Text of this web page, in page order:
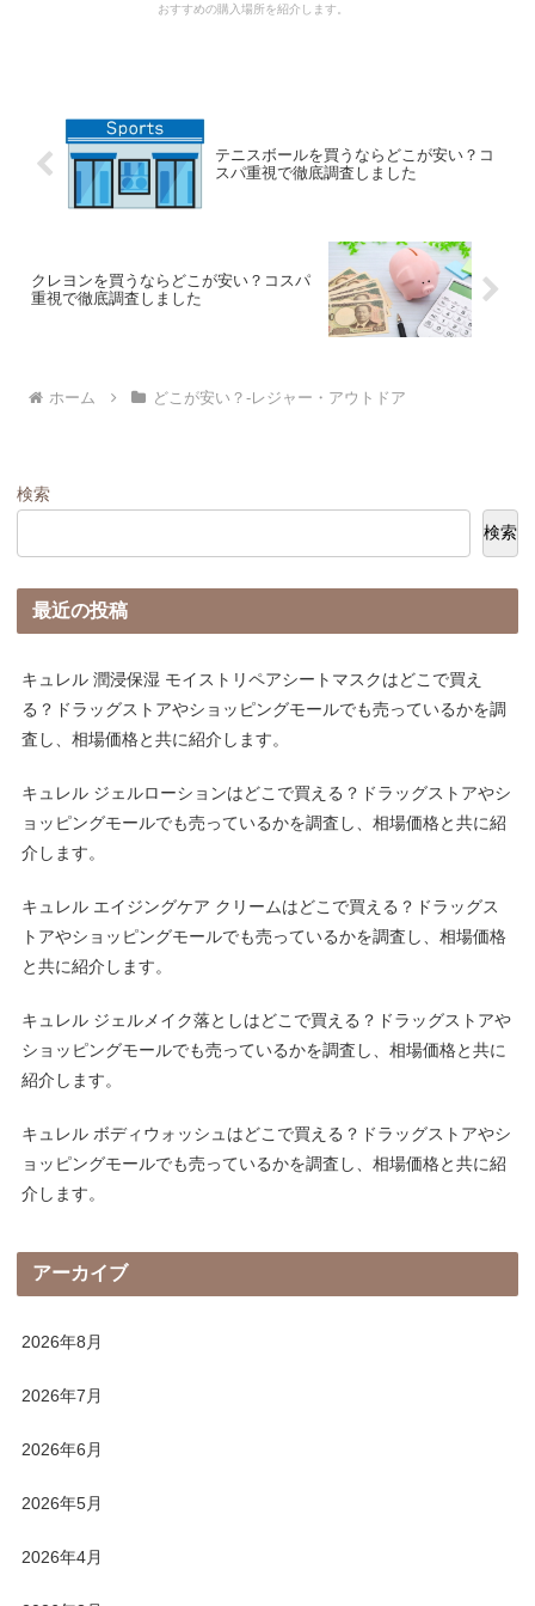
おすすめの購入場所を紹介します。
テニスボールを買うならどこが安い？コ
スパ重視で徹底調査しました
クレヨンを買うならどこが安い？コスパ
重視で徹底調査しました
ホーム どこが安い？-レジャー・アウトドア
検索
検索
最近の投稿
キュレル 潤浸保湿 モイストリペアシートマスクはどこで買え
る？ドラッグストアやショッピングモールでも売っているかを調
査し、相場価格と共に紹介します。
キュレル ジェルローションはどこで買える？ドラッグストアやシ
ョッピングモールでも売っているかを調査し、相場価格と共に紹
介します。
キュレル エイジングケア クリームはどこで買える？ドラッグス
トアやショッピングモールでも売っているかを調査し、相場価格
と共に紹介します。
キュレル ジェルメイク落としはどこで買える？ドラッグストアや
ショッピングモールでも売っているかを調査し、相場価格と共に
紹介します。
キュレル ボディウォッシュはどこで買える？ドラッグストアやシ
ョッピングモールでも売っているかを調査し、相場価格と共に紹
介します。
アーカイブ
2026年8月
2026年7月
2026年6月
2026年5月
2026年4月